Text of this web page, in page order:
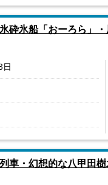
砕氷船「おーろら」
日
車・幻想的な八甲田